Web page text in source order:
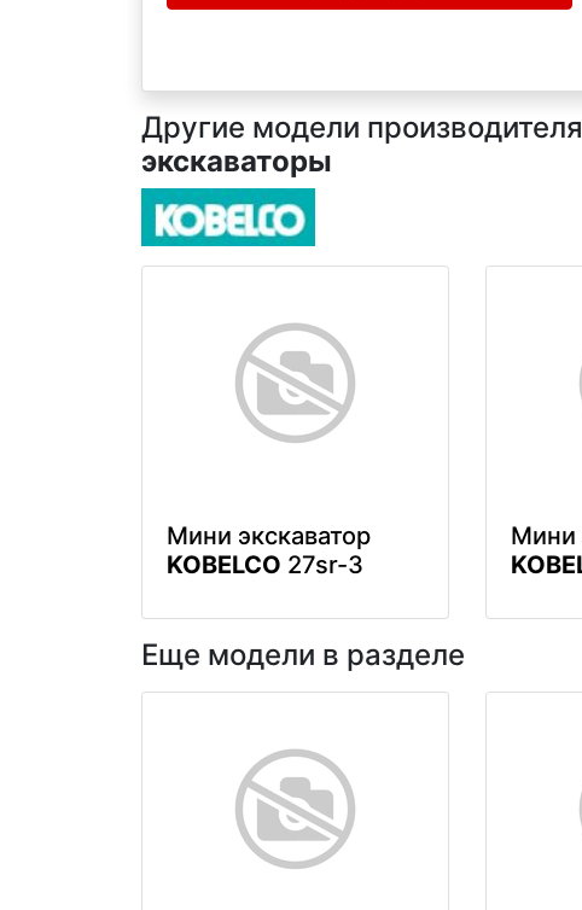
Другие модели
экскаваторы
Мини экскаватор
KOBELCO 27sr-3
Мини
Еще модели в разделе